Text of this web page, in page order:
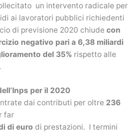
un intervento radicale per
ai lavoratori pubblici richiedenti
di previsione 2020 chiude con
negativo pari a 6,38 miliardi
del 35% rispetto alle
per il 2020
dai contributi per oltre 236
far
di euro di prestazioni. I termini